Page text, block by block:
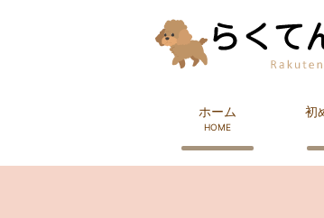
ホーム
HOME
初